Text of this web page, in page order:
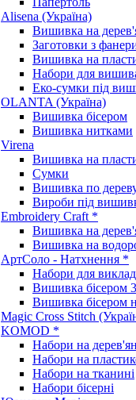
Alisena (Україна)
Вишивка на
Заготовки з
Вишивка на
Набори для
Еко-сумки під
OLANTA (Україна)
Вишивка бісером
Вишивка нитками
Virena
Вишивка на
Сумки
Вишивка по
Вироби під
Embroidery Craft *
Вишивка на
Вишивка на
АртСоло - Натхнення *
Набори для
Вишивка бісером
Вишивка бісером
Magic Cross Stitch
KOMOD *
Набори на
Набори на
Набори на тканині
Набори бісерні